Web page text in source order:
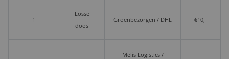
1
Losse
doos
Groenbezorgen / DHL €10,-
Melis Logistics /